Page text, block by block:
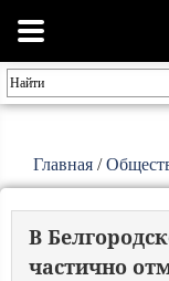
Главная /
В
частично